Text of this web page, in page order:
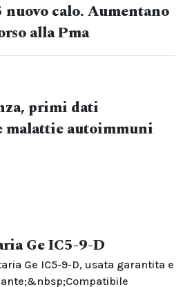
calo. Aumentano
alla Pma
primi dati
malattie autoimmuni
Ge IC5-9-D
Ge IC5-9-D, usata garantita e